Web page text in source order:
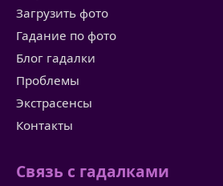
Загрузить фото
Гадание по фото
Блог гадалки
Проблемы
Экстрасенсы
Контакты
Связь с гадалками